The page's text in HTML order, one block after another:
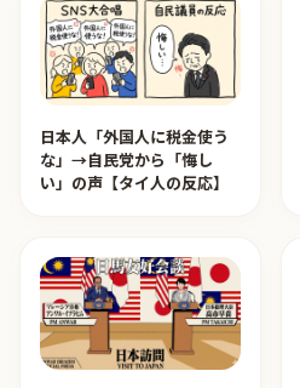
日本人「外国人に税金使う
な」→自民党から「悔し
い」の声【タイ人の反応】